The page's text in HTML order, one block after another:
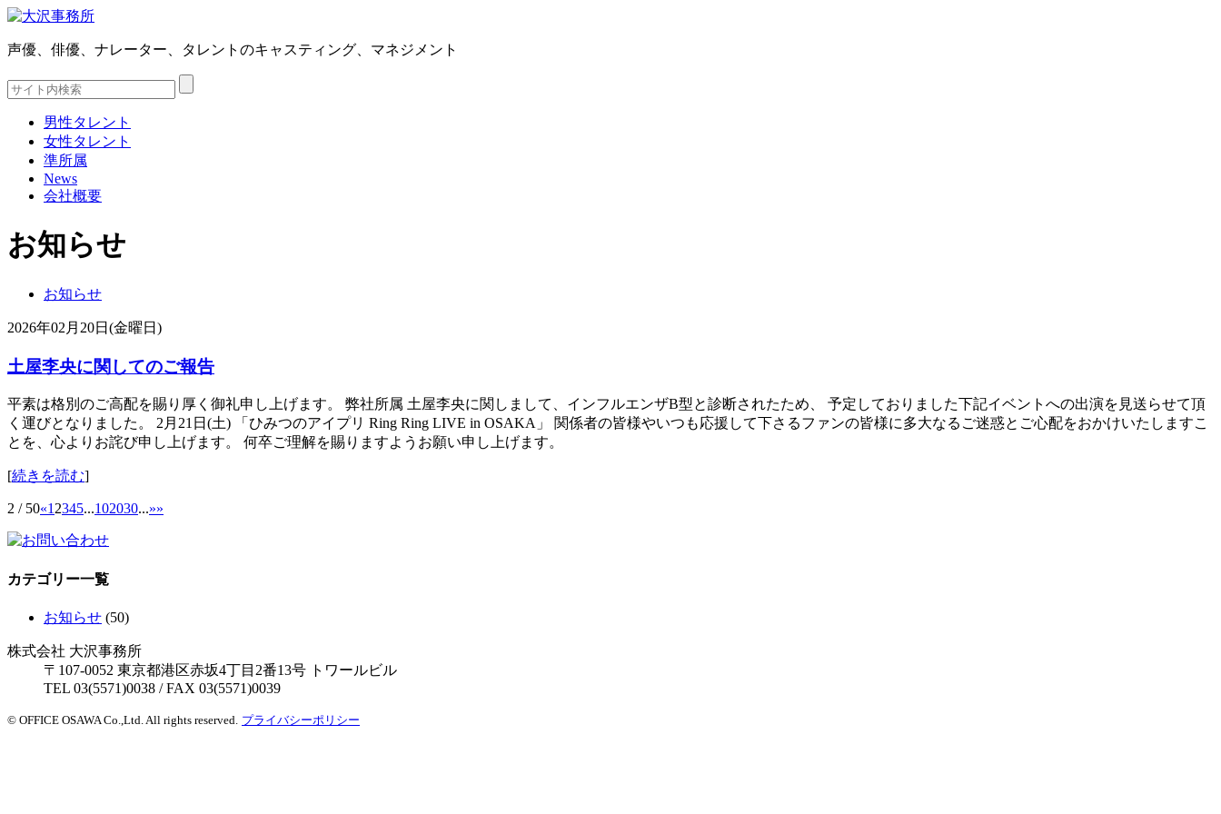
声優、俳優、ナレーター、タレントのキャスティング、マネジメント
男性タレント
女性タレント
準所属
News
会社概要
お知らせ
お知らせ
2026年02月20日(金曜日)
土屋李央に関してのご報告
平素は格別のご高配を賜り厚く御礼申し上げます。 弊社所属 土屋李央に関しまして、インフルエンザB型と診断されたため、 予定しておりました下記イベントへの出演を見送らせて頂
く運びとなりました。 2月21日(土) 「ひみつのアイプリ Ring Ring LIVE in OSAKA」 関係者の皆様やいつも応援して下さるファンの皆様に多大なるご迷惑とご心配をおかけいたしますこ
とを、心よりお詫び申し上げます。 何卒ご理解を賜りますようお願い申し上げます。
[続きを読む]
2 / 50«1 2345...102030...»»
カテゴリー一覧
お知らせ (50)
株式会社 大沢事務所
〒107-0052 東京都港区赤坂4丁目2番13号 トワールビル
TEL 03(5571)0038 / FAX 03(5571)0039
© OFFICE OSAWA Co.,Ltd. All rights reserved. プライバシーポリシー